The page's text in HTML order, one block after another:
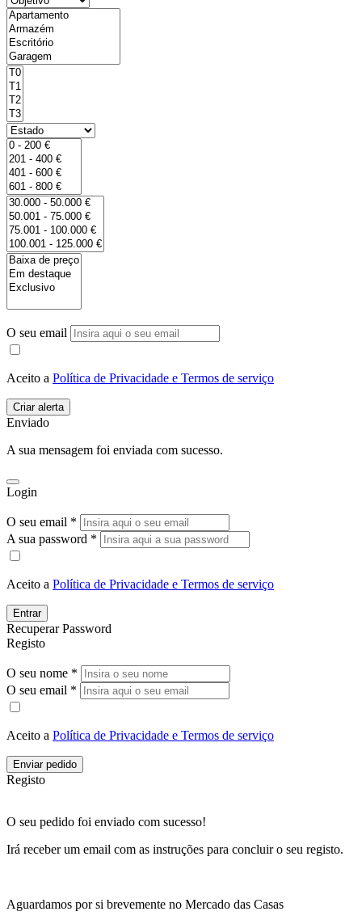
O seu email
Aceito a Política de Privacidade e Termos de serviço
Enviado
A sua mensagem foi enviada com sucesso.
Login
O seu email *
A sua password *
Aceito a Política de Privacidade e Termos de serviço
Entrar
Recuperar Password
Registo
O seu nome *
O seu email *
Aceito a Política de Privacidade e Termos de serviço
Enviar pedido
Registo
O seu pedido foi enviado com sucesso!
Irá receber um email com as instruções para concluir o seu registo.
Aguardamos por si brevemente no Mercado das Casas